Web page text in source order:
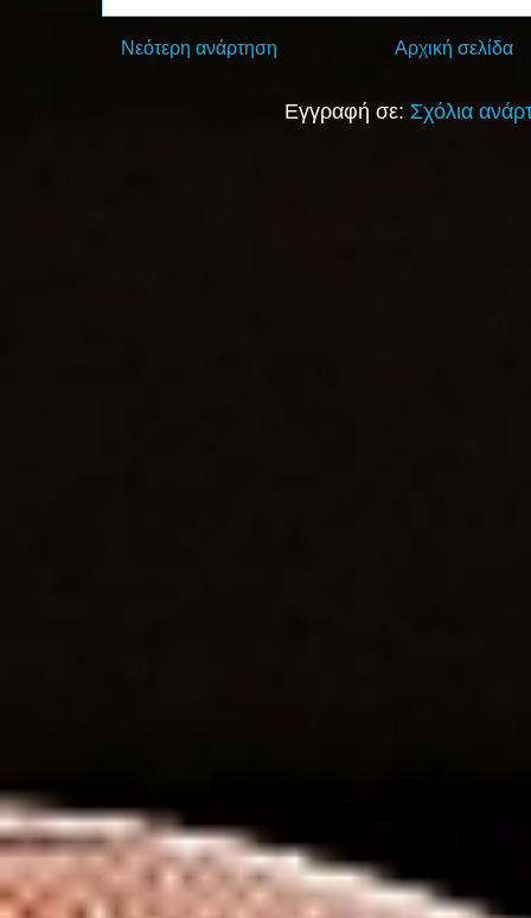
Νεότερη ανάρτηση Αρχική σελίδα
Εγγραφή σε: Σχόλια